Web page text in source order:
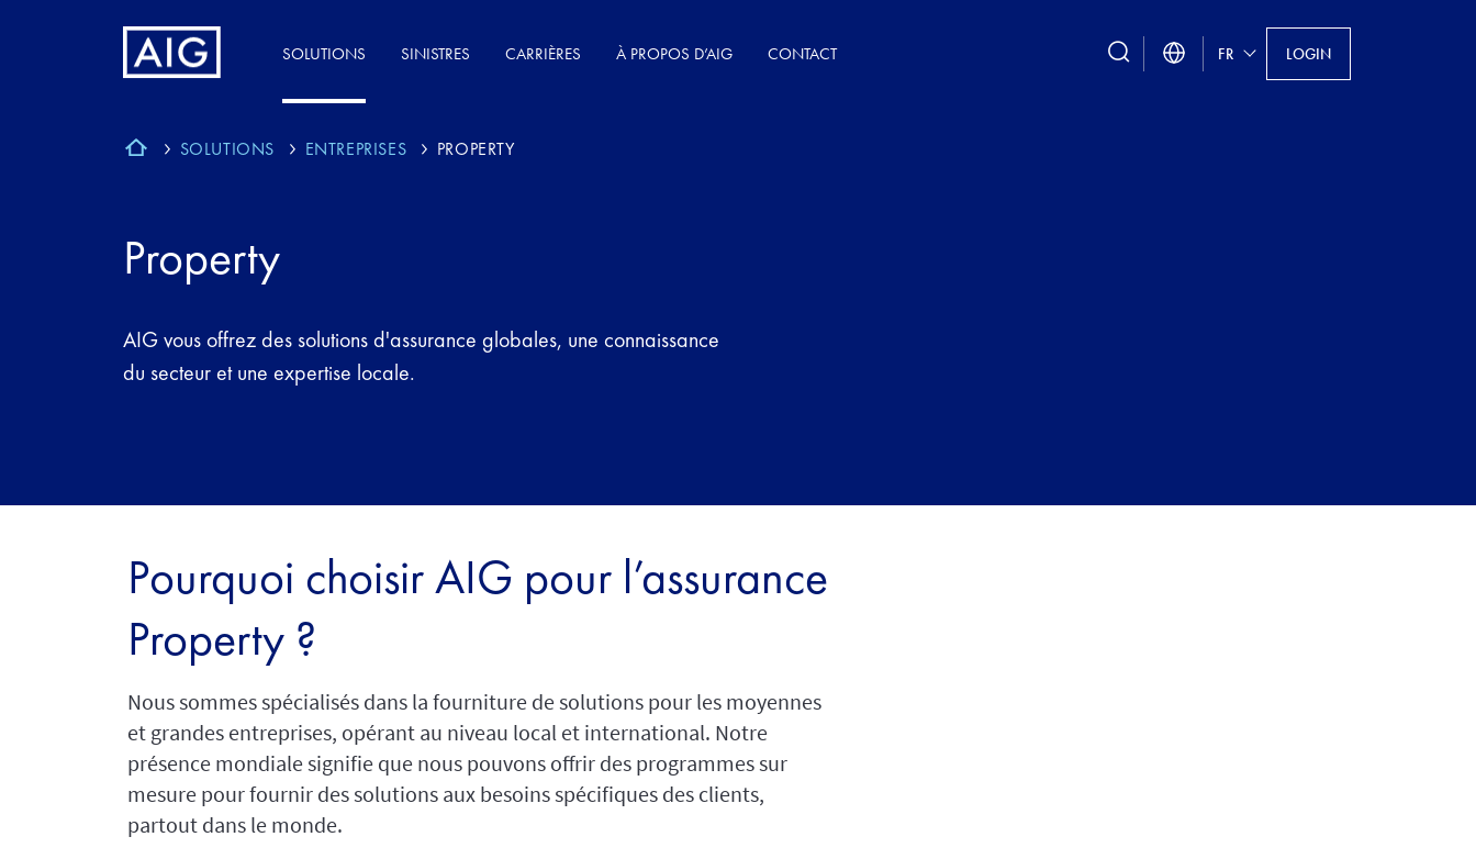
SOLUTIONS SINISTRES CARRIÈRES À PROPOS D’AIG CONTACT search FR LOGIN
SOLUTIONS ENTREPRISES PROPERTY
Property
AIG vous offrez des solutions d'assurance globales, une connaissance
du secteur et une expertise locale.
Pourquoi choisir AIG pour l’assurance
Property ?
Nous sommes spécialisés dans la fourniture de solutions pour les moyennes
et grandes entreprises, opérant au niveau local et international. Notre
présence mondiale signifie que nous pouvons offrir des programmes sur
mesure pour fournir des solutions aux besoins spécifiques des clients,
partout dans le monde.